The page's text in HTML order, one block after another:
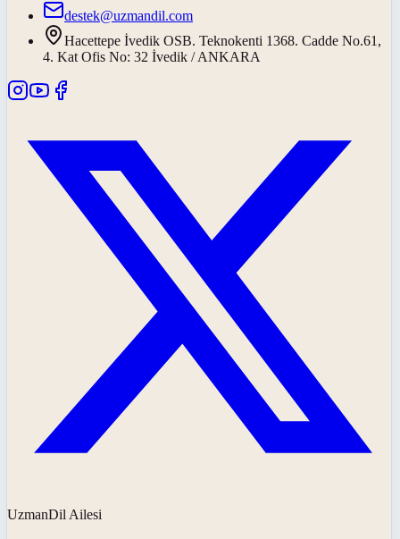
destek@uzmandil.com
Hacettepe İvedik OSB. Teknokenti 1368. Cadde No.61,
4. Kat Ofis No: 32 İvedik / ANKARA
UzmanDil Ailesi